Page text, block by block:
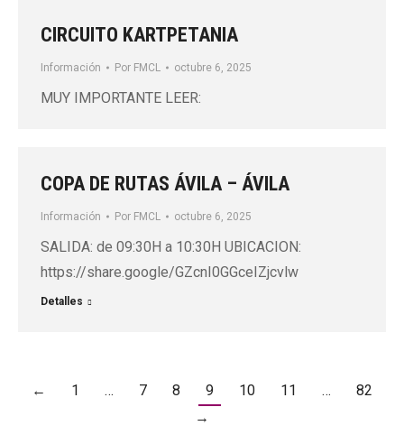
CIRCUITO KARTPETANIA
Información Por FMCL octubre 6, 2025
MUY IMPORTANTE LEER:
COPA DE RUTAS ÁVILA – ÁVILA
Información Por FMCL octubre 6, 2025
SALIDA: de 09:30H a 10:30H UBICACION:
https://share.google/GZcnI0GGceIZjcvlw
Detalles
← 1 … 7 8 9 10 11 …
82
→